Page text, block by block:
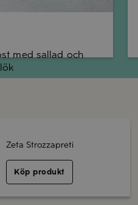
med sallad och
Zeta Strozzapreti
Köp produkt